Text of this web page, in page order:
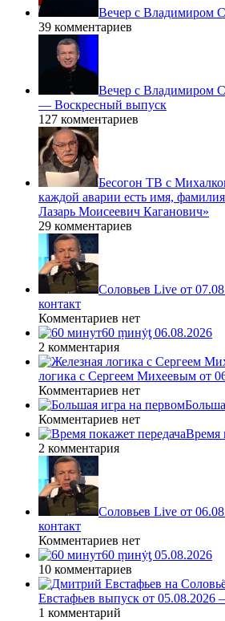
Вечер с Владимиром
39 комментариев
Вечер с Владимиром
— Воскресный выпуск
127 комментариев
Бесогон ТВ с
каждой аварии есть имя,
Лазарь Моисеевич Каганович»
29 комментариев
Соловьев Live от
контакт
Комментариев нет
60 ṃинẏƫ 06.08.2026
2 комментария
логика с Сергеем Михеевым от
Комментариев нет
Комментариев нет
Время
2 комментария
Соловьев Live от
контакт
Комментариев нет
60 ṃинẏƫ 05.08.2026
10 комментариев
Евстафьев выпуск от 05.08.2026
1 комментарий